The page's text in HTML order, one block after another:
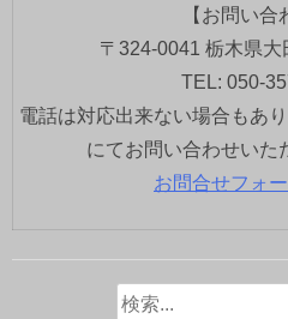
【お問い合
〒324-0041 栃木県
TEL: 050-
電話は対応出来ない場合もあ
にてお問い合わせいた
お問合せフォ